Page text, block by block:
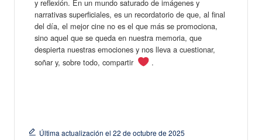
y reflexión. En un mundo saturado de imágenes y
narrativas superficiales, es un recordatorio de que, al final
del día, el mejor cine no es el que más se promociona,
sino aquel que se queda en nuestra memoria, que
despierta nuestras emociones y nos lleva a cuestionar,
soñar y, sobre todo, compartir
.
Última actualización el 22 de octubre de 2025